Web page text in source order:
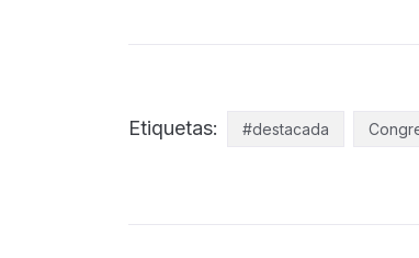
Etiquetas: #destacada